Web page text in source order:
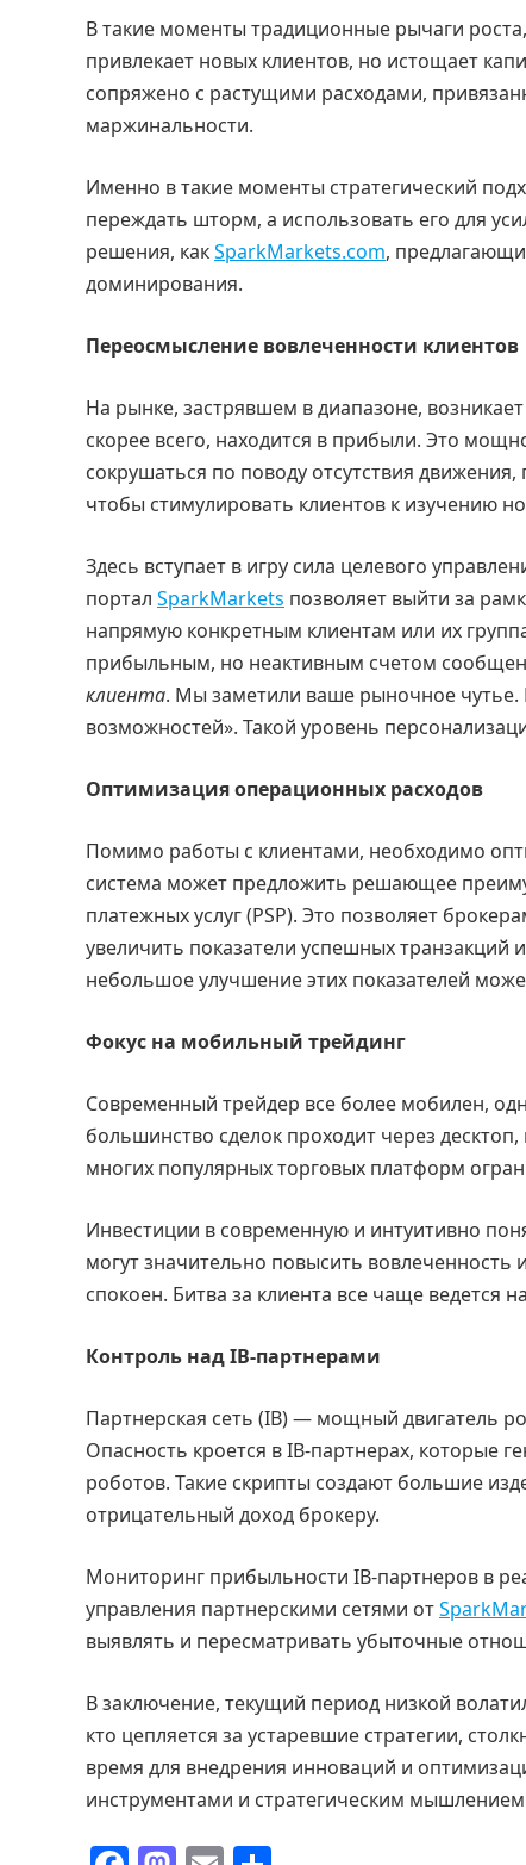
В такие моменты традиционные рычаги
привлекает новых клиентов, но истощает
сопряжено с растущими расходами,
маржинальности.
Именно в такие моменты стратегический
переждать шторм, а использовать его для
решения, какSparkMarkets.com,
доминирования.
Переосмысление вовлеченности клиентов
На рынке, застрявшем в диапазоне,
скорее всего, находится в прибыли. Это
сокрушаться по поводу отсутствия
чтобы стимулировать клиентов к изучению
Здесь вступает в игру сила целевого
портал SparkMarkets позволяет выйти за
напрямую конкретным клиентам или их
прибыльным, но неактивным счетом
клиента. Мы заметили ваше рыночное чутье.
возможностей». Такой уровень
Оптимизация операционных расходов
Помимо работы с клиентами, необходимо
система может предложить решающее
платежных услуг (PSP). Это позволяет
увеличить показатели успешных транзакций
небольшое улучшение этих показателей
Фокус на мобильный трейдинг
Современный трейдер все более мобилен,
большинство сделок проходит через
многих популярных торговых платформ
Инвестиции в современную и интуитивно
могут значительно повысить
спокоен. Битва за клиента все чаще ведется
Контроль над IB-партнерами
Партнерская сеть (IB) — мощный двигатель
Опасность кроется в IB-партнерах,
роботов. Такие скрипты создают большие
отрицательный доход брокеру.
Мониторинг прибыльности IB-партнеров в
управления партнерскими сетями от
выявлять и пересматривать убыточные
В заключение, текущий период низкой
кто цепляется за устаревшие стратегии,
время для внедрения инноваций и
инструментами и стратегическим